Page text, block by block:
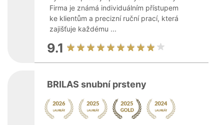
Firma je známá individuálním přístupem
ke klientům a precizní ruční prací, která
zajišťuje každému ...
9.1
BRILAS snubní prsteny